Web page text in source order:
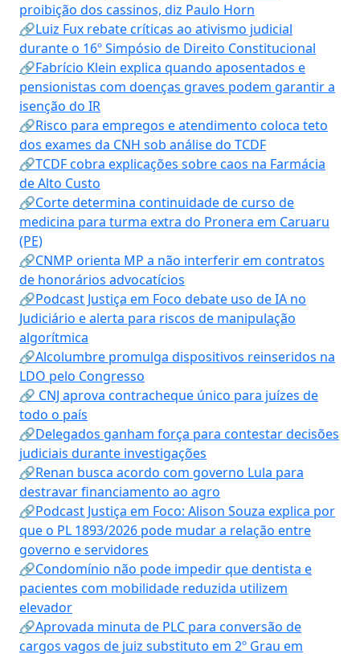
proibição dos cassinos, diz Paulo Horn
🔗Luiz Fux rebate críticas ao ativismo judicial
durante o 16º Simpósio de Direito Constitucional
🔗Fabrício Klein explica quando aposentados e
pensionistas com doenças graves podem garantir a
isenção do IR
🔗Risco para empregos e atendimento coloca teto
dos exames da CNH sob análise do TCDF
🔗TCDF cobra explicações sobre caos na Farmácia
de Alto Custo
🔗Corte determina continuidade de curso de
medicina para turma extra do Pronera em Caruaru
(PE)
🔗CNMP orienta MP a não interferir em contratos
de honorários advocatícios
🔗Podcast Justiça em Foco debate uso de IA no
Judiciário e alerta para riscos de manipulação
algorítmica
🔗Alcolumbre promulga dispositivos reinseridos na
LDO pelo Congresso
🔗 CNJ aprova contracheque único para juízes de
todo o país
🔗Delegados ganham força para contestar decisões
judiciais durante investigações
🔗Renan busca acordo com governo Lula para
destravar financiamento ao agro
🔗Podcast Justiça em Foco: Alison Souza explica por
que o PL 1893/2026 pode mudar a relação entre
governo e servidores
🔗Condomínio não pode impedir que dentista e
pacientes com mobilidade reduzida utilizem
elevador
🔗Aprovada minuta de PLC para conversão de
cargos vagos de juiz substituto em 2º Grau em